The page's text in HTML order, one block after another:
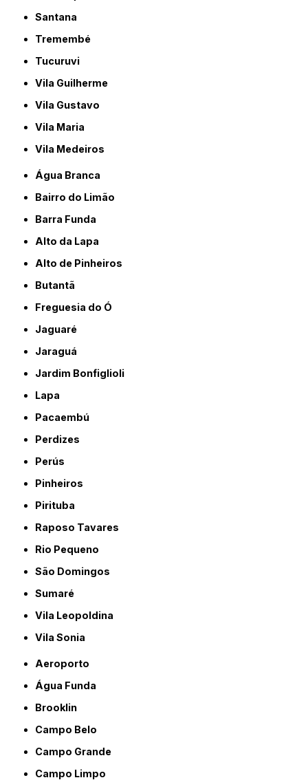
Santana
Tremembé
Tucuruvi
Vila Guilherme
Vila Gustavo
Vila Maria
Vila Medeiros
Água Branca
Bairro do Limão
Barra Funda
Alto da Lapa
Alto de Pinheiros
Butantã
Freguesia do Ó
Jaguaré
Jaraguá
Jardim Bonfiglioli
Lapa
Pacaembú
Perdizes
Perús
Pinheiros
Pirituba
Raposo Tavares
Rio Pequeno
São Domingos
Sumaré
Vila Leopoldina
Vila Sonia
Aeroporto
Água Funda
Brooklin
Campo Belo
Campo Grande
Campo Limpo